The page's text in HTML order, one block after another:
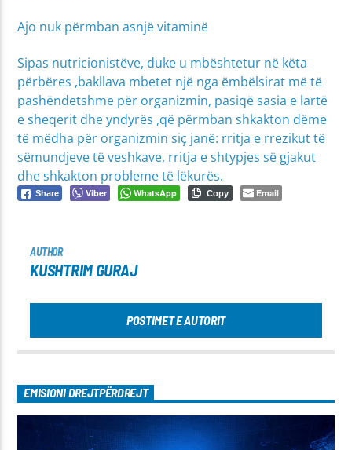
Ajo nuk përmban asnjë vitaminë
Sipas nutricionistëve, duke u mbështetur në këta
përbëres ,bakllava mbetet një nga ëmbëlsirat më të
pashëndetshme për organizmin, pasiqë sasia e lartë
e sheqerit dhe yndyrës ,që përmban shkakton dëme
të mëdha për organizmin siç janë: rritja e rrezikut të
sëmundjeve të veshkave, rritja e shtypjes së gjakut
dhe shkakton probleme të lëkurës.
Share Viber WhatsApp Copy Email
AUTHOR
KUSHTRIM GURAJ
POSTIMET E AUTORIT
EMISIONI DREJTPËRDREJT